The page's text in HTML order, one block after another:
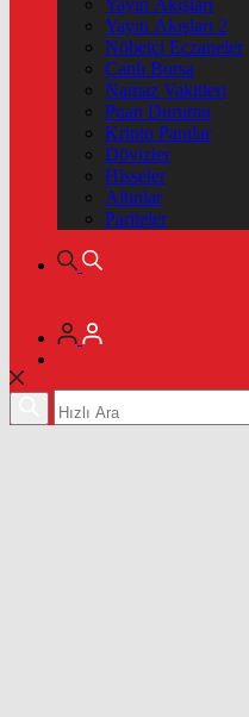
Yayın Akışları
Yayın Akışları 2
Nöbetçi Eczaneler
Canlı Borsa
Namaz Vakitleri
Puan Durumu
Kripto Paralar
Dövizler
Hisseler
Altınlar
Pariteler